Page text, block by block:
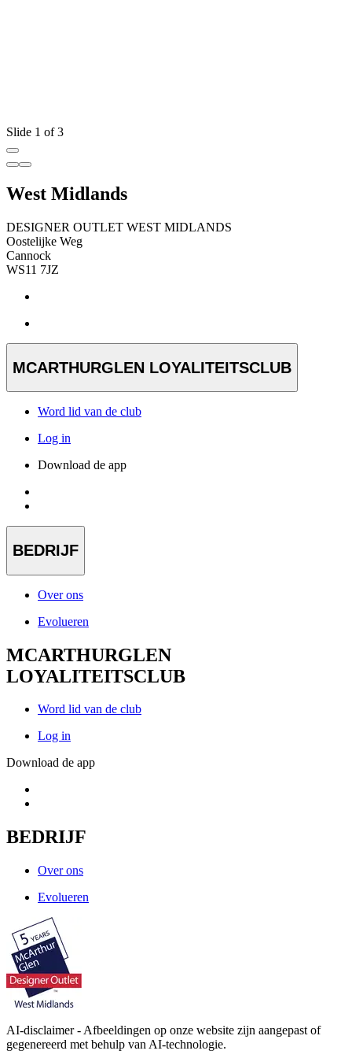
Slide 1 of 3
West Midlands
DESIGNER OUTLET WEST MIDLANDS
Oostelijke Weg
Cannock
WS11 7JZ
MCARTHURGLEN LOYALITEITSCLUB
Word lid van de club
Log in
Download de app
BEDRIJF
Over ons
Evolueren
MCARTHURGLEN
LOYALITEITSCLUB
Word lid van de club
Log in
Download de app
BEDRIJF
Over ons
Evolueren
AI-disclaimer - Afbeeldingen op onze website zijn aangepast of
gegenereerd met behulp van AI-technologie.